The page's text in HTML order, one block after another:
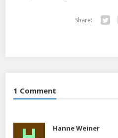
Share:
1 Comment
Hanne Weiner